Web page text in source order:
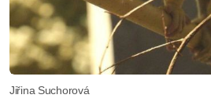
Jiřina Suchorová